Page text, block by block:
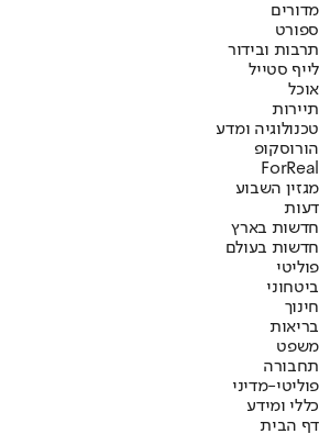
מדורים
ספורט
תרבות ובידור
לייף סטייל
אוכל
תיירות
טכנולוגיה ומדע
הורוסקופ
ForReal
מגזין השבוע
דעות
חדשות בארץ
חדשות בעולם
פוליטי
ביטחוני
חינוך
בריאות
משפט
תחבורה
פוליטי-מדיני
כללי ומידע
דף הבית